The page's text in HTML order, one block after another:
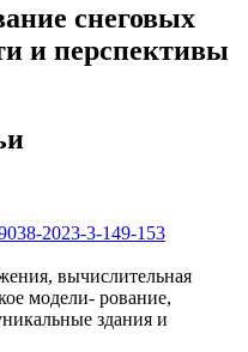
снеговых
и перспективы
2023-3-149-153
вычислительная
модели- рование,
здания и